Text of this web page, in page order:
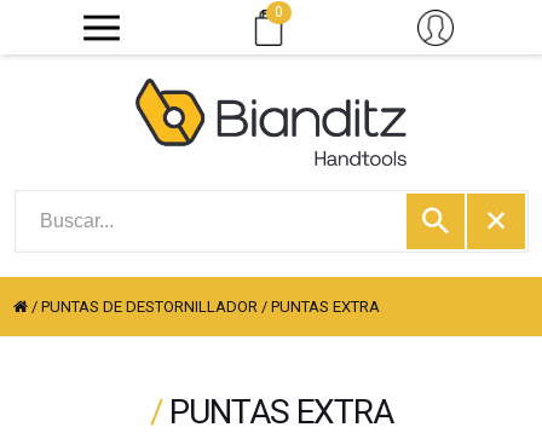
0
/PUNTAS DE DESTORNILLADOR /PUNTAS EXTRA
/ PUNTAS EXTRA